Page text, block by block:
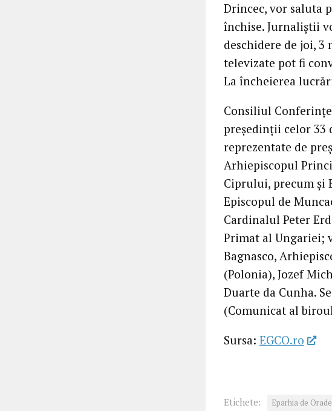
Drincec, vor saluta
închise. Jurnaliştii
deschidere de joi,
televizate pot fi
La încheierea
Consiliul
preşedinţii celor 33
reprezentate de
Arhiepiscopul
Ciprului, precum şi
Episcopul de
Cardinalul Peter
Primat al Ungariei;
Bagnasco,
(Polonia), Jozef
Duarte da Cunha.
(Comunicat al
Sursa: EGCO.ro
Etichete: Eparhia de